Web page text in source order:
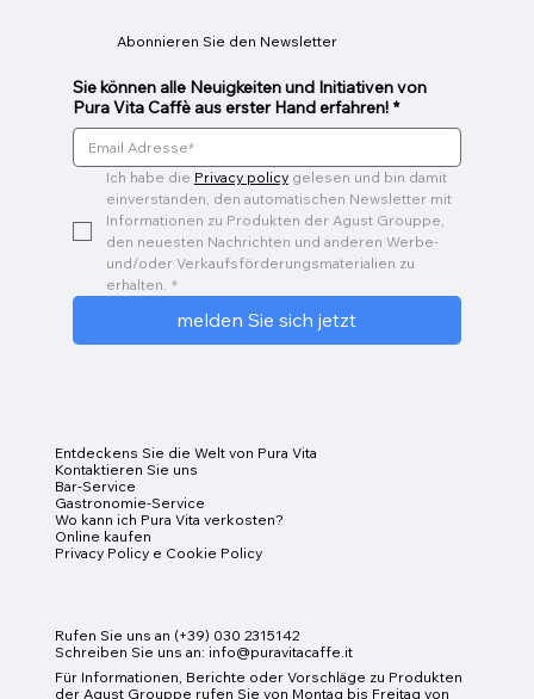
Abonnieren Sie den Newsletter
Sie können alle Neuigkeiten und Initiativen von
Pura Vita Caffè aus erster Hand erfahren! *
Ich habe die Privacy policy gelesen und bin damit
einverstanden, den automatischen Newsletter mit
Informationen zu Produkten der Agust Grouppe,
den neuesten Nachrichten und anderen Werbe-
und/oder Verkaufsförderungsmaterialien zu
erhalten. *
melden Sie sich jetzt
Entdeckens Sie die Welt von Pura Vita
Kontaktieren Sie uns
Bar-Service
Gastronomie-Service
Wo kann ich Pura Vita verkosten?
Online kaufen
Privacy Policy e Cookie Policy
Rufen Sie uns an (+39) 030 2315142
Schreiben Sie uns an: info@puravitacaffe.it
Für Informationen, Berichte oder Vorschläge zu Produkten
der Agust Grouppe rufen Sie von Montag bis Freitag von